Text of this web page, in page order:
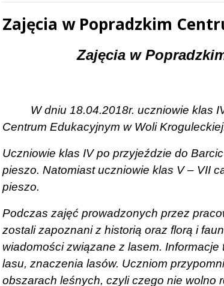
Zajęcia w Popradzkim
Zajęcia w
W dniu 18.04.2018r. uczniowie klas
Centrum Edukacyjnym w Woli
Uczniowie klas IV po przyjeździe do
pieszo. Natomiast uczniowie klas V – VII
pieszo.
Podczas zajęć prowadzonych przez
zostali zapoznani z historią oraz florą i
wiadomości związane z lasem. Informacje
lasu, znaczenia lasów. Uczniom
obszarach leśnych, czyli czego nie wolno